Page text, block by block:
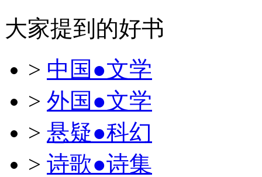
大家提到的好书
> 中国●文学
> 外国●文学
> 悬疑●科幻
> 诗歌●诗集